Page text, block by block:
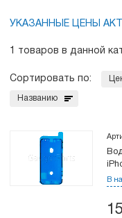
УКАЗАННЫЕ ЦЕНЫ
1 товаров в данной
Сортировать по:
Названию
В